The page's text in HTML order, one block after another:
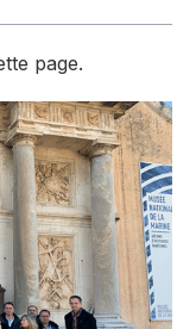
page.